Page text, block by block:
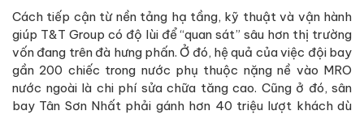
Cách tiếp cận từ nền tảng hạ tầng, kỹ thuật và vận hành
giúp T&T Group có độ lùi để “quan sát” sâu hơn thị trường
vốn đang trên đà hưng phấn. Ở đó, hệ quả của việc đội bay
gần 200 chiếc trong nước phụ thuộc nặng nề vào MRO
nước ngoài là chi phí sửa chữa tăng cao. Cũng ở đó, sân
bay Tân Sơn Nhất phải gánh hơn 40 triệu lượt khách dù